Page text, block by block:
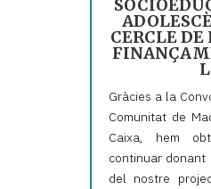
CERCLE
Gràcies a la
Comunitat de
Caixa, hem
continuar
del nostre